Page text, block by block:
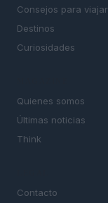
Consejos para viajar
Destinos
Curiosidades
Quienes somos
Últimas noticias
Think
Contacto